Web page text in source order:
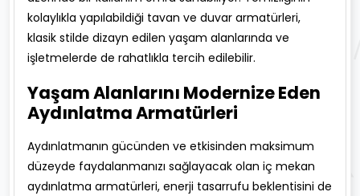
kolaylıkla yapılabildiği tavan ve duvar armatürleri,
klasik stilde dizayn edilen yaşam alanlarında ve
işletmelerde de rahatlıkla tercih edilebilir.
Yaşam Alanlarını Modernize Eden
Aydınlatma Armatürleri
Aydınlatmanın gücünden ve etkisinden maksimum
düzeyde faydalanmanızı sağlayacak olan iç mekan
aydınlatma armatürleri, enerji tasarrufu beklentisini de